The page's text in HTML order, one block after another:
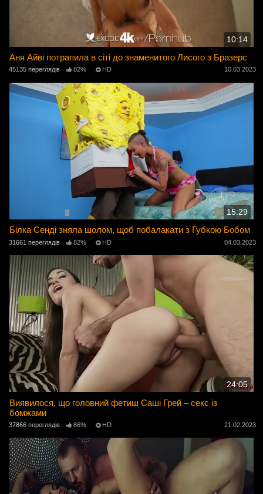
10:14
Аня Айві потрапила в сіті до знаменитого Лисого з Бразерс
45135 переглядів 82% HD 10.03.2023
15:29
Білка Сенді зняла шолом, щоб побалакати з Губкою Бобом
31661 переглядів 82% HD 04.03.2023
24:05
Виявилося, що головний фетиш Саші Грей – секс із
бомжами
37866 переглядів 86% HD 21.02.2023